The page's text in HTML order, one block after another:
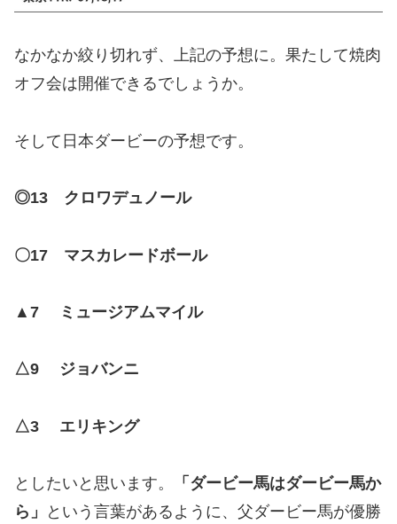
なかなか絞り切れず、上記の予想に。果たして焼肉
オフ会は開催できるでしょうか。
そして日本ダービーの予想です。
◎13 クロワデュノール
〇17 マスカレードボール
▲7 ミュージアムマイル
△9 ジョバンニ
△3 エリキング
としたいと思います。
「ダービー馬はダービー馬か
ら」
という言葉があるように、父ダービー馬が優勝